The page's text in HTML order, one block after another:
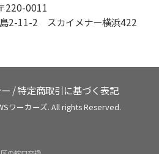
220-0011
2-11-2 スカイメナー横浜422
/特定商取引に基づく表記
ワーカーズ. All rights Reserved.